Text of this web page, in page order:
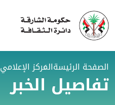
الصفحة الرئيسةالمركز الإعلامي
تفاصيل الخبر